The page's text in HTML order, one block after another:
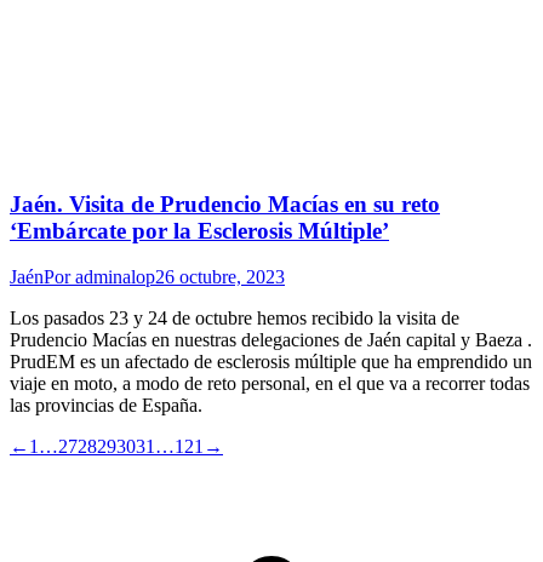
Jaén. Visita de Prudencio Macías en su reto
‘Embárcate por la Esclerosis Múltiple’
JaénPoradminalop26 octubre, 2023
Los pasados 23 y 24 de octubre hemos recibido la visita de
Prudencio Macías en nuestras delegaciones de Jaén capital y Baeza .
PrudEM es un afectado de esclerosis múltiple que ha emprendido un
viaje en moto, a modo de reto personal, en el que va a recorrer todas
las provincias de España.
← 1 …2728293031 …121 →